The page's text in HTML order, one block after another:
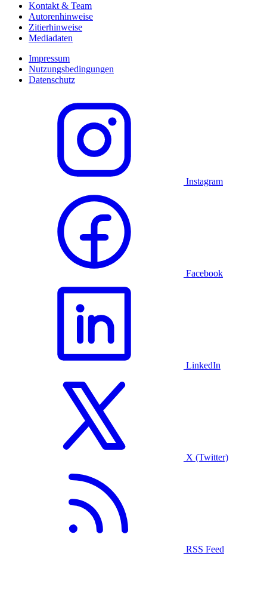
Kontakt & Team
Autorenhinweise
Zitierhinweise
Mediadaten
Impressum
Nutzungsbedingungen
Datenschutz
Instagram
Facebook
LinkedIn
X (Twitter)
RSS Feed